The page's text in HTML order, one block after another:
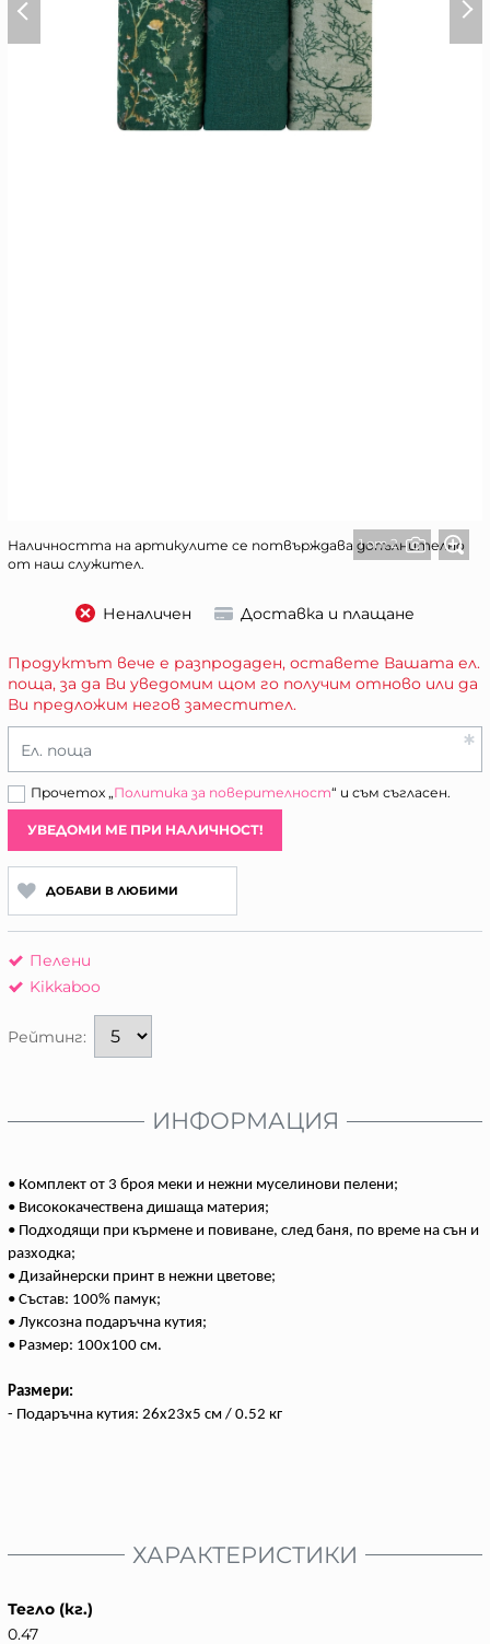
1 от 2
Наличността на артикулите се потвърждава допълнително
от наш служител.
Неналичен Доставка и плащане
Продуктът вече е разпродаден, оставете Вашата ел.
поща, за да Ви уведомим щом го получим отново или да
Ви предложим негов заместител.
Ел. поща
Прочетох „Политика за поверителност“ и съм съгласен.
УВЕДОМИ МЕ ПРИ НАЛИЧНОСТ!
ДОБАВИ В ЛЮБИМИ
Пелени
Kikkaboo
Рейтинг:
ИНФОРМАЦИЯ
• Комплект от 3 броя меки и нежни муселинови пелени;
• Висококачествена дишаща материя;
• Подходящи при кърмене и повиване, след баня, по време на сън и
разходка;
• Дизайнерски принт в нежни цветове;
• Състав: 100% памук;
• Луксозна подаръчна кутия;
• Размер: 100x100 см.
Размери:
- Подаръчна кутия: 26x23x5 см / 0.52 кг
ХАРАКТЕРИСТИКИ
Тегло (кг.)
0.47